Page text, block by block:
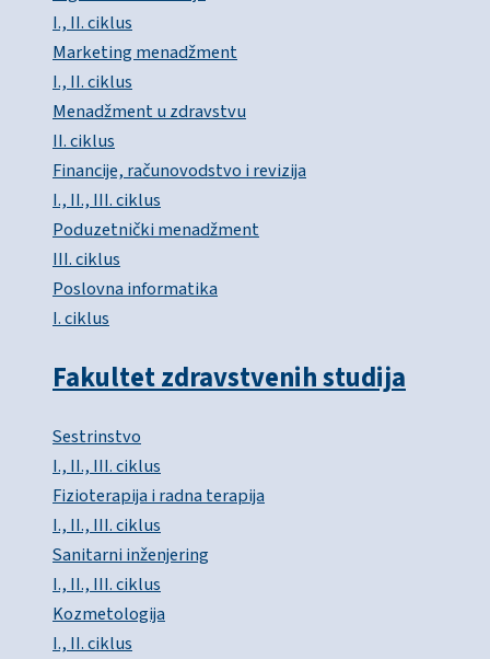
I., II. ciklus
Marketing menadžment
I., II. ciklus
Menadžment u zdravstvu
II. ciklus
Financije, računovodstvo i revizija
I., II., III. ciklus
Poduzetnički menadžment
III. ciklus
Poslovna informatika
I. ciklus
Fakultet zdravstvenih studija
Sestrinstvo
I., II., III. ciklus
Fizioterapija i radna terapija
I., II., III. ciklus
Sanitarni inženjering
I., II., III. ciklus
Kozmetologija
I., II. ciklus